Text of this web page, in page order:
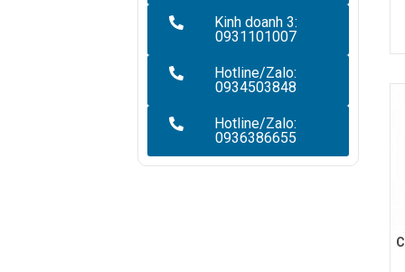
Kinh doanh 3:
0931101007
Hotline/Zalo:
0934503848
Hotline/Zalo:
0936386655